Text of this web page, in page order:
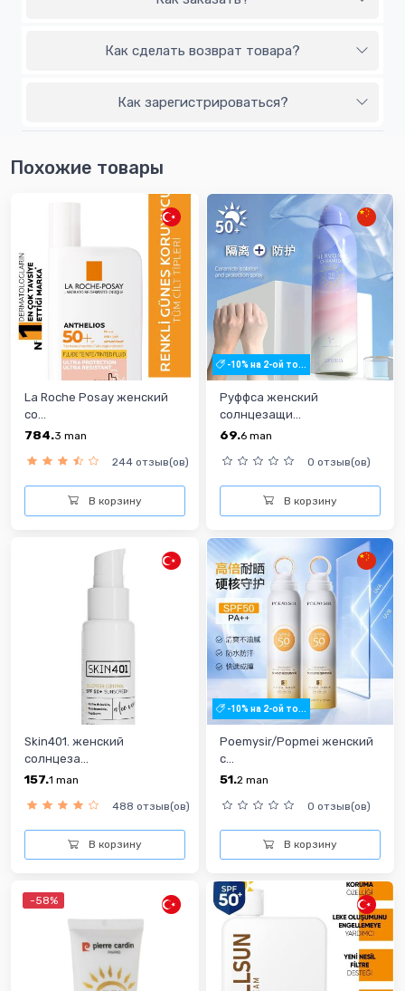
Как сделать возврат товара?
Как зарегистрироваться?
Похожие товары
La Roche Posay женский
cо...
784.3 man
244 отзыв(ов)
В корзину
-10% на 2-ой то...
Руффса женский
cолнцезащи...
69.6 man
0 отзыв(ов)
В корзину
Skin401. женский
cолнцеза...
157.1 man
488 отзыв(ов)
В корзину
-10% на 2-ой то...
Poemysir/Popmei женский
c...
51.2 man
0 отзыв(ов)
В корзину
-58%